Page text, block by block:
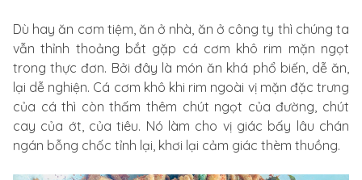
Dù hay ăn cơm tiệm, ăn ở nhà, ăn ở công ty thì chúng ta
vẫn thỉnh thoảng bắt gặp cá cơm khô rim mặn ngọt
trong thực đơn. Bởi đây là món ăn khá phổ biến, dễ ăn,
lại dễ nghiện. Cá cơm khô khi rim ngoài vị mặn đặc trưng
của cá thì còn thấm thêm chút ngọt của đường, chút
cay của ớt, của tiêu. Nó làm cho vị giác bấy lâu chán
ngán bỗng chốc tỉnh lại, khơi lại cảm giác thèm thuồng.